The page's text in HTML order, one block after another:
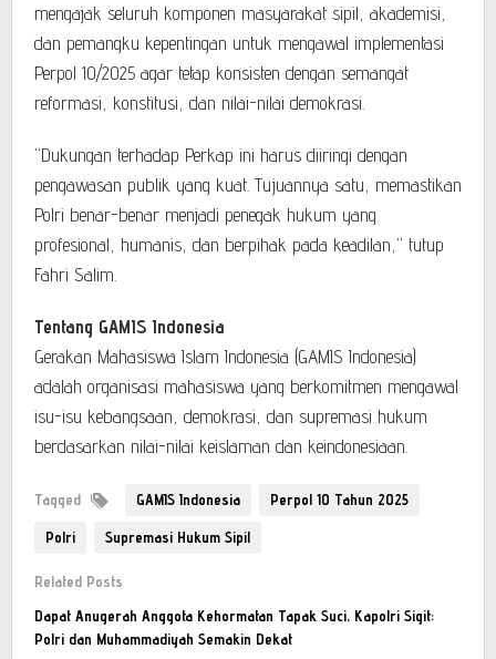
mengajak seluruh komponen masyarakat sipil, akademisi,
dan pemangku kepentingan untuk mengawal implementasi
Perpol 10/2025 agar tetap konsisten dengan semangat
reformasi, konstitusi, dan nilai-nilai demokrasi.
“Dukungan terhadap Perkap ini harus diiringi dengan
pengawasan publik yang kuat. Tujuannya satu, memastikan
Polri benar-benar menjadi penegak hukum yang
profesional, humanis, dan berpihak pada keadilan,” tutup
Fahri Salim.
Tentang GAMIS Indonesia
Gerakan Mahasiswa Islam Indonesia (GAMIS Indonesia)
adalah organisasi mahasiswa yang berkomitmen mengawal
isu-isu kebangsaan, demokrasi, dan supremasi hukum
berdasarkan nilai-nilai keislaman dan keindonesiaan.
Tagged GAMIS Indonesia Perpol 10 Tahun 2025
Polri Supremasi Hukum Sipil
Related Posts
Dapat Anugerah Anggota Kehormatan Tapak Suci, Kapolri Sigit:
Polri dan Muhammadiyah Semakin Dekat